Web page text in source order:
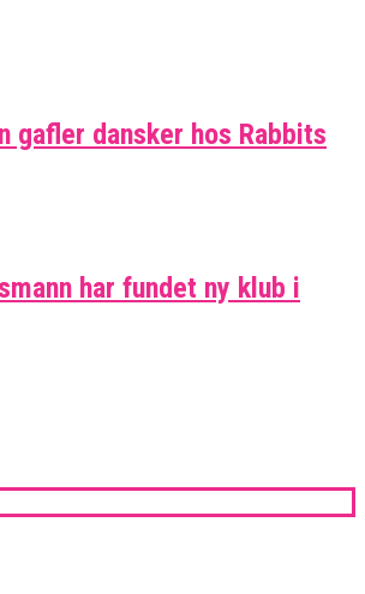
gafler dansker hos Rabbits
har fundet ny klub i